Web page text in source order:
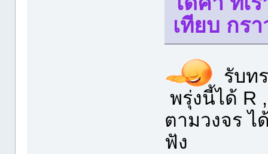
เทียบ กร
รับท
พรุ่งนี้ได้ R
ตามวงจร ไ
ฟัง